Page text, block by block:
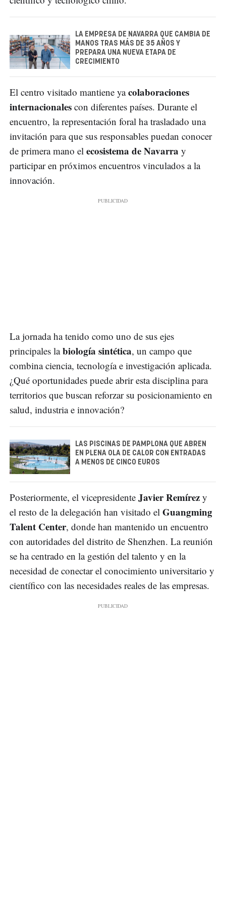
LA EMPRESA DE NAVARRA QUE CAMBIA DE
MANOS TRAS MÁS DE 35 AÑOS Y
PREPARA UNA NUEVA ETAPA DE
CRECIMIENTO
El centro visitado mantiene yacolaboraciones
internacionales con diferentes países. Durante el
encuentro, la representación foral ha trasladado una
invitación para que sus responsables puedan conocer
de primera mano el ecosistema de Navarra y
participar en próximos encuentros vinculados a la
innovación.
La jornada ha tenido como uno de sus ejes
principales labiología sintética, un campo que
combina ciencia, tecnología e investigación aplicada.
¿Qué oportunidades puede abrir esta disciplina para
territorios que buscan reforzar su posicionamiento en
salud, industria e innovación?
LAS PISCINAS DE PAMPLONA QUE ABREN
EN PLENA OLA DE CALOR CON ENTRADAS
A MENOS DE CINCO EUROS
Posteriormente, el vicepresidente Javier Remírez y
el resto de la delegación han visitado el Guangming
Talent Center, donde han mantenido un encuentro
con autoridades del distrito de Shenzhen. La reunión
se ha centrado en la gestión del talento y en la
necesidad de conectar el conocimiento universitario y
científico con las necesidades reales de las empresas.